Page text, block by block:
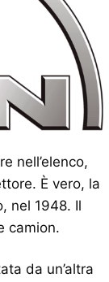
nell’elenco,
È vero, la
nel 1948. Il
camion.
da un’altra